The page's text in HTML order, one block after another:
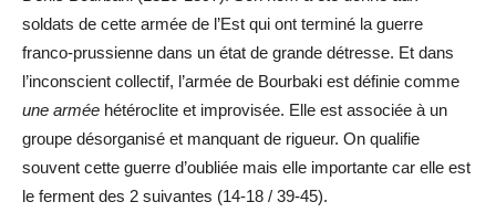
soldats de cette armée de l’Est qui ont terminé la guerre
franco-prussienne dans un état de grande détresse. Et dans
l’inconscient collectif, l’armée de Bourbaki est définie comme
une armée hétéroclite et improvisée. Elle est associée à un
groupe désorganisé et manquant de rigueur. On qualifie
souvent cette guerre d’oubliée mais elle importante car elle est
le ferment des 2 suivantes (14-18 / 39-45).